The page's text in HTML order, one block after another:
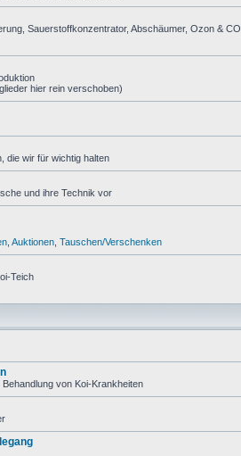
Sauerstoffkonzentrator, Abschäumer, Ozon & CO
hier rein verschoben)
die wir für wichtig halten
und ihre Technik vor
Auktionen Tauschen/Verschenken
Teich
von Koi-Krankheiten